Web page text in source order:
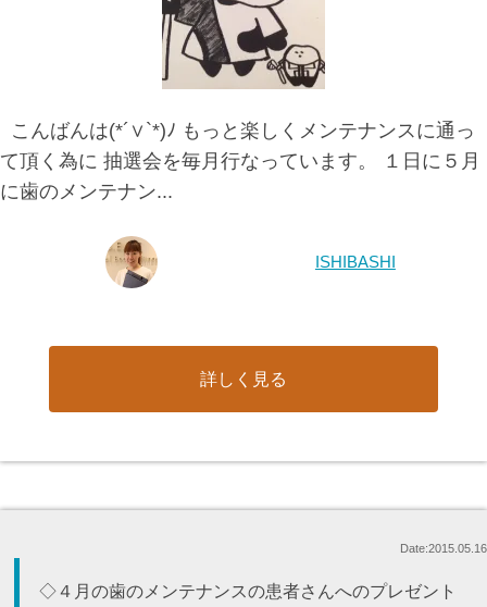
こんばんは(*´∨`*)ﾉ もっと楽しくメンテナンスに通っ
て頂く為に 抽選会を毎月行なっています。 １日に５月
に歯のメンテナン...
ISHIBASHI
詳しく見る
Date:2015.05.16
◇４月の歯のメンテナンスの患者さんへのプレゼント